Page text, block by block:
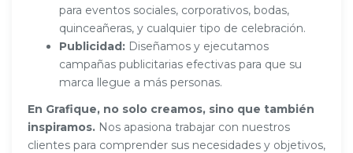
para eventos sociales, corporativos, bodas,
quinceañeras, y cualquier tipo de celebración.
Publicidad: Diseñamos y ejecutamos
campañas publicitarias efectivas para que su
marca llegue a más personas.
En Grafique, no solo creamos, sino que también
inspiramos. Nos apasiona trabajar con nuestros
clientes para comprender sus necesidades y objetivos,